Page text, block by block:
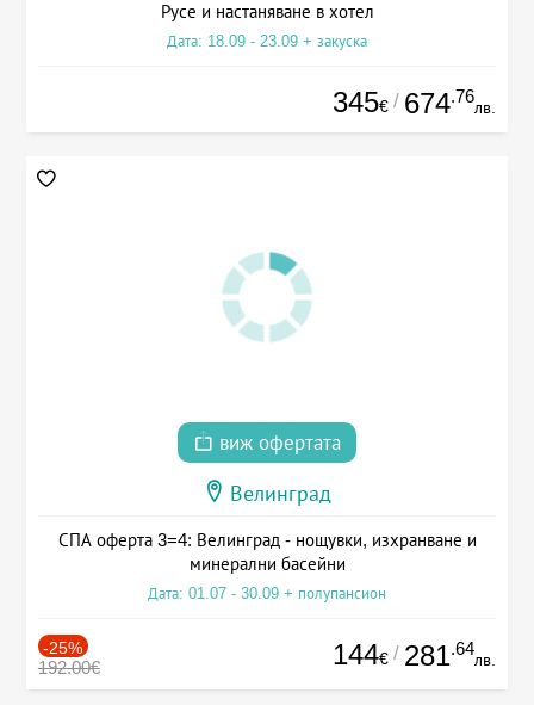
Русе и настаняване в хотел
Дата: 18.09 - 23.09 + закуска
345€ / 674.76
лв.
виж офертата
Велинград
СПА оферта 3=4: Велинград - нощувки, изхранване и
минерални басейни
Дата: 01.07 - 30.09 + полупансион
-25%
192.00€ 144€ / 281.64
лв.